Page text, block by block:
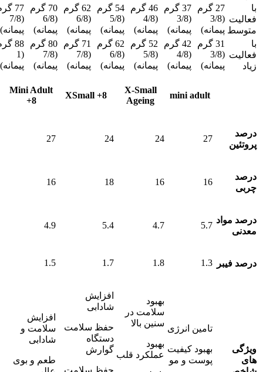
با
فعالیت
متوسط
27 گرم
(3/8
پیمانه)
37 گرم
(3/8
پیمانه)
46 گرم
(4/8
پیمانه)
54 گرم
(5/8
پیمانه)
62 گرم
(6/8
پیمانه)
70 گرم
(6/8
پیمانه)
77
(7/8
پیمانه)
با
فعالیت
زیاد
31 گرم
(3/8
پیمانه)
42 گرم
(4/8
پیمانه)
52 گرم
(5/8
پیمانه)
62 گرم
(6/8
پیمانه)
71 گرم
(7/8
پیمانه)
80 گرم
(7/8
پیمانه)
88
(1
پیمانه)
mini adult
X-Small
Ageing
XSmall +8
Mini Adult
+8
درصد
پروتئین
27
24
24
27
درصد
چربی
16
16
18
16
درصد مواد
معدنی
5.7
4.7
5.4
4.9
درصد فیبر 1.3
1.8
1.7
1.5
ویژگی
های
تامین انرژی
بهبود کیفیت
پوست و مو
بهبود
سلامت در
سنین بالا​
بهبود
عملکرد قلب
افزایش
شادابی
حفظ سلامت
دستگاه
گوارش
حفظ سلامت
افزایش
سلامت و
شادابی
طعم و بوی